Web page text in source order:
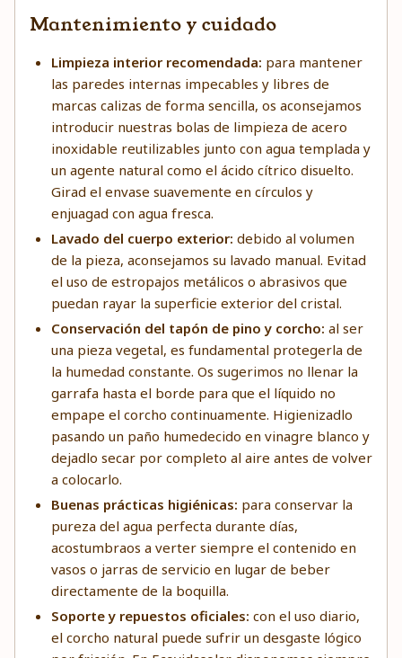
Mantenimiento y cuidado
Limpieza interior recomendada: para mantener
las paredes internas impecables y libres de
marcas calizas de forma sencilla, os aconsejamos
introducir nuestras bolas de limpieza de acero
inoxidable reutilizables junto con agua templada y
un agente natural como el ácido cítrico disuelto.
Girad el envase suavemente en círculos y
enjuagad con agua fresca.
Lavado del cuerpo exterior: debido al volumen
de la pieza, aconsejamos su lavado manual. Evitad
el uso de estropajos metálicos o abrasivos que
puedan rayar la superficie exterior del cristal.
Conservación del tapón de pino y corcho: al ser
una pieza vegetal, es fundamental protegerla de
la humedad constante. Os sugerimos no llenar la
garrafa hasta el borde para que el líquido no
empape el corcho continuamente. Higienizadlo
pasando un paño humedecido en vinagre blanco y
dejadlo secar por completo al aire antes de volver
a colocarlo.
Buenas prácticas higiénicas: para conservar la
pureza del agua perfecta durante días,
acostumbraos a verter siempre el contenido en
vasos o jarras de servicio en lugar de beber
directamente de la boquilla.
Soporte y repuestos oficiales: con el uso diario,
el corcho natural puede sufrir un desgaste lógico